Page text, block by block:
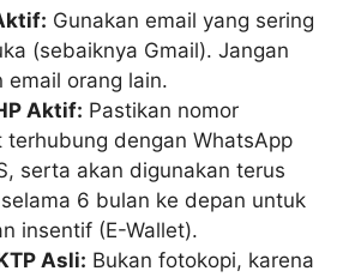
Gunakan email yang sering
(sebaiknya Gmail). Jangan
email orang lain.
Aktif: Pastikan nomor
terhubung dengan WhatsApp
serta akan digunakan terus
6 bulan ke depan untuk
insentif (E-Wallet).
Asli: Bukan fotokopi, karena